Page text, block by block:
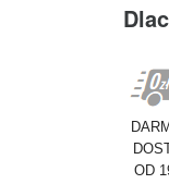
OD